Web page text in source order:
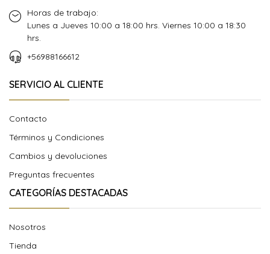
Horas de trabajo:
Lunes a Jueves 10:00 a 18:00 hrs. Viernes 10:00 a 18:30
hrs.
+56988166612
SERVICIO AL CLIENTE
Contacto
Términos y Condiciones
Cambios y devoluciones
Preguntas frecuentes
CATEGORÍAS DESTACADAS
Nosotros
Tienda